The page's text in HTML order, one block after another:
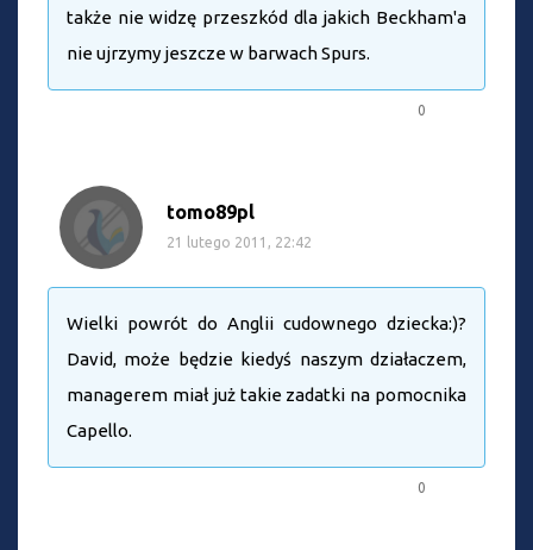
także nie widzę przeszkód dla jakich Beckham'a
nie ujrzymy jeszcze w barwach Spurs.
0
tomo89pl
21 lutego 2011, 22:42
Wielki powrót do Anglii cudownego dziecka:)?
David, może będzie kiedyś naszym działaczem,
managerem miał już takie zadatki na pomocnika
Capello.
0